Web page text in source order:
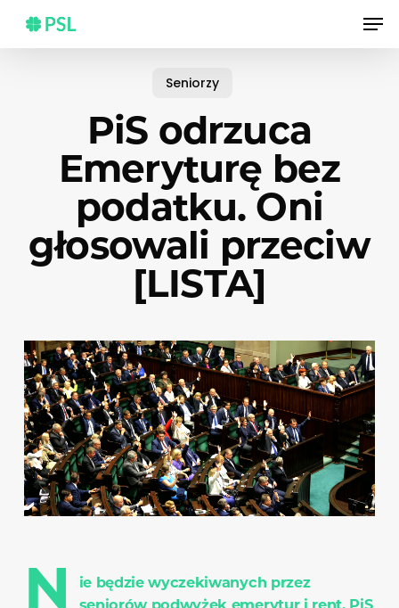
main
Seniorzy
PiS odrzuca
Emeryturę bez
podatku. Oni
głosowali przeciw
[LISTA]
N
ie będzie wyczekiwanych przez
seniorów podwyżek emerytur i rent. PiS